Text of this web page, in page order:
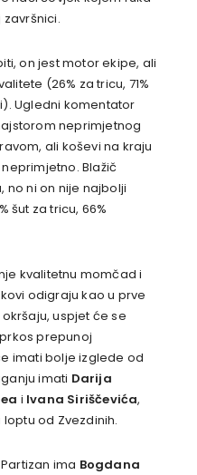
on jest motor ekipe, ali
(26% za tricu, 71%
Ugledni komentator
neprimjetnog
ali koševi na kraju
Blažič
no ni on nije najbolji
šut za tricu, 66%
kvalitetnu momčad i
odigraju kao u prve
uspjet će se
prepunoj
imati bolje izglede od
imati Darija
i Ivana Siriščevića,
od Zvezdinih.
ima Bogdana